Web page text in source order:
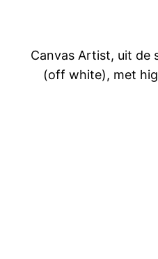
Canvas Artist, uit de
(off white), met